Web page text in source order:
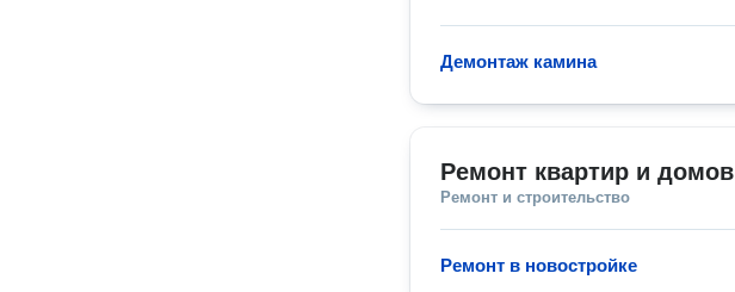
Демонтаж камина
Ремонт квартир и домов
Ремонт и строительство
Ремонт в новостройке